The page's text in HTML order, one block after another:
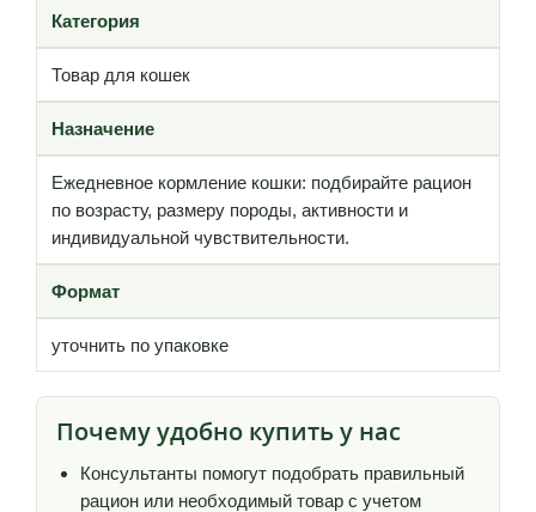
Категория
Товар для кошек
Назначение
Ежедневное кормление кошки: подбирайте рацион
по возрасту, размеру породы, активности и
индивидуальной чувствительности.
Формат
уточнить по упаковке
Почему удобно купить у нас
Консультанты помогут подобрать правильный
рацион или необходимый товар с учетом